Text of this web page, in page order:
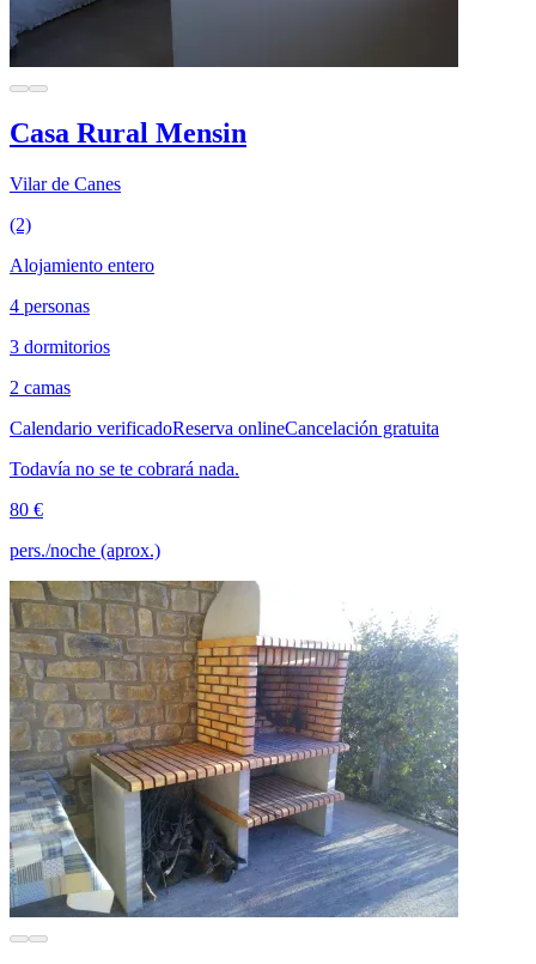
Casa Rural Mensin
Vilar de Canes
(2)
Alojamiento entero
4 personas
3 dormitorios
2 camas
Calendario verificadoReserva onlineCancelación gratuita
Todavía no se te cobrará nada.
80 €
pers./noche (aprox.)